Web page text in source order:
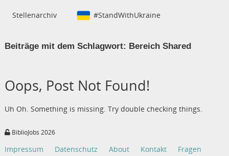
Stellenarchiv #StandWithUkraine
Beiträge mit dem Schlagwort: Bereich Shared
Oops, Post Not Found!
Uh Oh. Something is missing. Try double checking things.
BiblioJobs 2026
Impressum Datenschutz About Kontakt Fragen